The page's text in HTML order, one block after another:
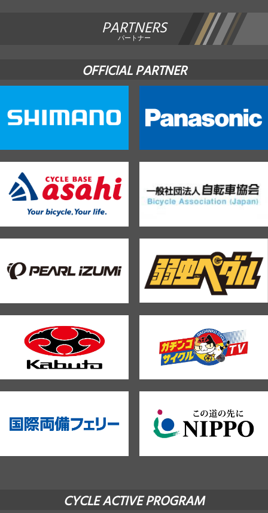
PARTNERS
パートナー
OFFICIAL PARTNER
CYCLE ACTIVE PROGRAM